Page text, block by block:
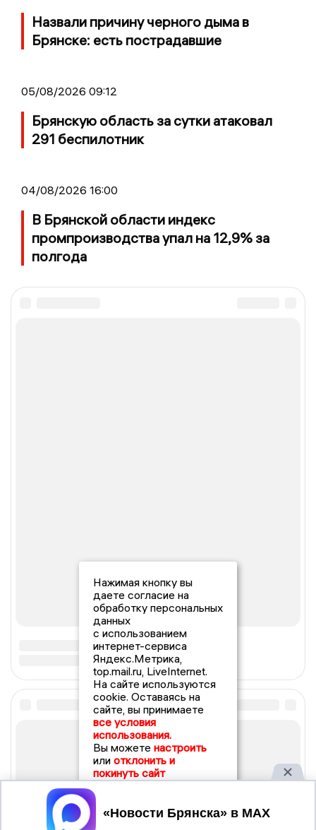
Назвали причину черного дыма в
Брянске: есть пострадавшие
05/08/2026 09:12
Брянскую область за сутки атаковал
291 беспилотник
04/08/2026 16:00
В Брянской области индекс
промпроизводства упал на 12,9% за
полгода
Нажимая кнопку вы
даете согласие на
обработку персональных
данных
с использованием
интернет-сервиса
Яндекс.Метрика,
top.mail.ru, LiveInternet.
На сайте используются
cookie. Оставаясь на
сайте, вы принимаете
все условия
использования.
Вы можете настроить
или отклонить и
покинуть сайт
Принять